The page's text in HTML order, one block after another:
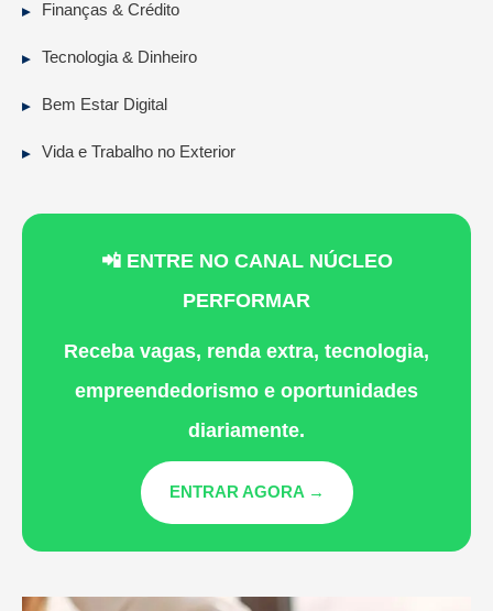
Finanças & Crédito
Tecnologia & Dinheiro
Bem Estar Digital
Vida e Trabalho no Exterior
📲 ENTRE NO CANAL NÚCLEO
PERFORMAR
Receba vagas, renda extra, tecnologia,
empreendedorismo e oportunidades
diariamente.
ENTRAR AGORA →